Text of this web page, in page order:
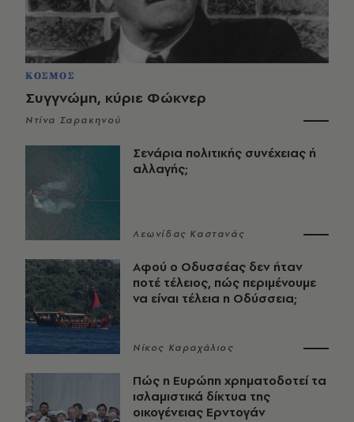
ΚΟΣΜΟΣ
Συγγνώμη, κύριε Φώκνερ
Ντίνα Σαρακηνού
Σενάρια πολιτικής συνέχειας ή
αλλαγής;
Λεωνίδας Καστανάς
Αφού ο Οδυσσέας δεν ήταν
ποτέ τέλειος, πώς περιμένουμε
να είναι τέλεια η Οδύσσεια;
Νίκος Καραχάλιος
Πώς η Ευρώπη χρηματοδοτεί τα
ισλαμιστικά δίκτυα της
οικογένειας Ερντογάν